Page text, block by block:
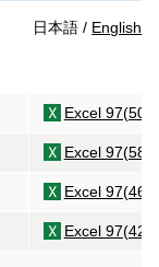
日本語 / English
Excel
Excel
Excel
Excel